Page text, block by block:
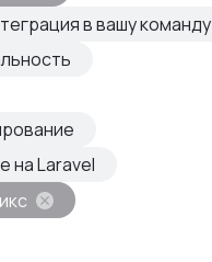
в вашу команду
на Laravel